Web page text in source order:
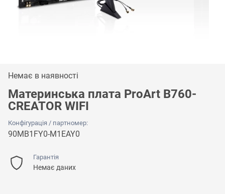
Немає в наявності
Материнська плата ProArt B760-
CREATOR WIFI
Конфігурація / партномер:
90MB1FY0-M1EAY0
Гарантія
Немає даних